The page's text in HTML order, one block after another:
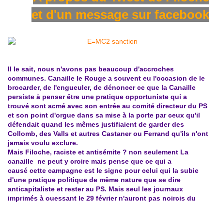
et d'un message sur facebook
Il le sait, nous n'avons pas beaucoup d'accroches
communes. Canaille le Rouge a souvent eu l'occasion de le
brocarder, de l'engueuler, de dénoncer ce que la Canaille
persiste à penser être une pratique opportuniste qui a
trouvé sont acmé avec son entrée au comité directeur du PS
et son point d'orgue dans sa mise à la porte par ceux qu'il
défendait quand les mêmes justifiaient de garder des
Collomb, des Valls et autres Castaner ou Ferrand qu'ils n'ont
jamais voulu exclure.
Mais Filoche, raciste et antisémite ? non seulement La
canaille ne peut y croire mais pense que ce qui a
causé cette campagne est le signe pour celui qui la subie
d'une pratique politique de même nature que se dire
anticapitaliste et rester au PS. Mais seul les journaux
imprimés à ouessant le 29 février n'auront pas noircis du